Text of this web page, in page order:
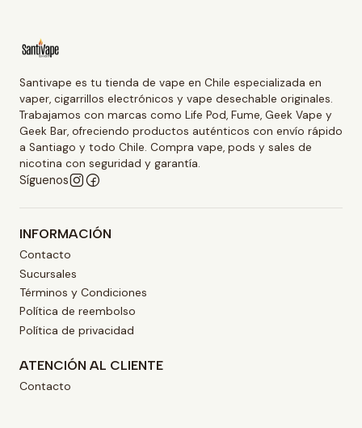
Santivape es tu tienda de vape en Chile especializada en
vaper, cigarrillos electrónicos y vape desechable originales.
Trabajamos con marcas como Life Pod, Fume, Geek Vape y
Geek Bar, ofreciendo productos auténticos con envío rápido
a Santiago y todo Chile. Compra vape, pods y sales de
nicotina con seguridad y garantía.
Síguenos
INFORMACIÓN
Contacto
Sucursales
Términos y Condiciones
Política de reembolso
Política de privacidad
ATENCIÓN AL CLIENTE
Contacto